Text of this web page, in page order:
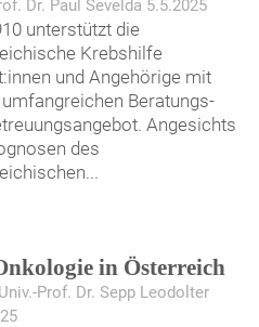
Dr. Paul Sevelda 5.5.2025
unterstützt die
Krebshilfe
und Angehörige mit
Beratungs-
Angesichts
des
...
in Österreich
Prof. Dr. Sepp Leodolter